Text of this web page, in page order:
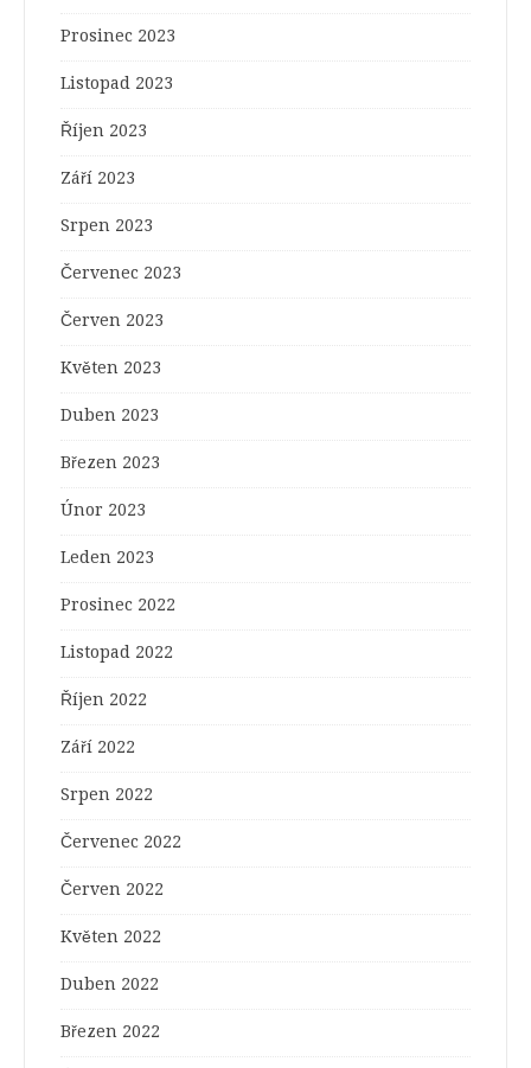
Prosinec 2023
Listopad 2023
Říjen 2023
Září 2023
Srpen 2023
Červenec 2023
Červen 2023
Květen 2023
Duben 2023
Březen 2023
Únor 2023
Leden 2023
Prosinec 2022
Listopad 2022
Říjen 2022
Září 2022
Srpen 2022
Červenec 2022
Červen 2022
Květen 2022
Duben 2022
Březen 2022